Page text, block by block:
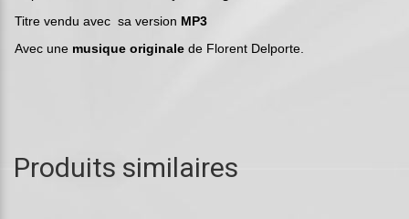
Titre vendu avec sa version MP3
Avec une musique originale de Florent Delporte.
Produits similaires